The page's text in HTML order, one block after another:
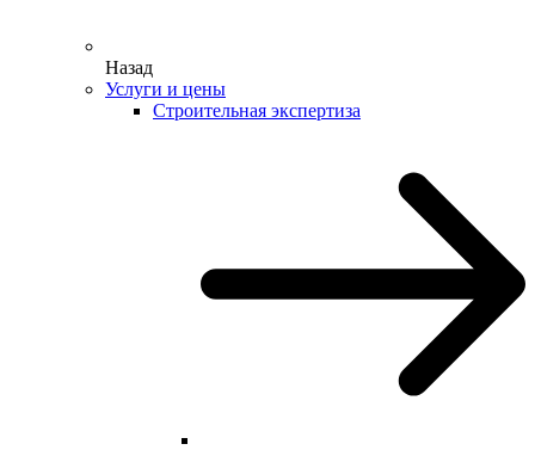
Назад
Услуги и цены
Строительная экспертиза